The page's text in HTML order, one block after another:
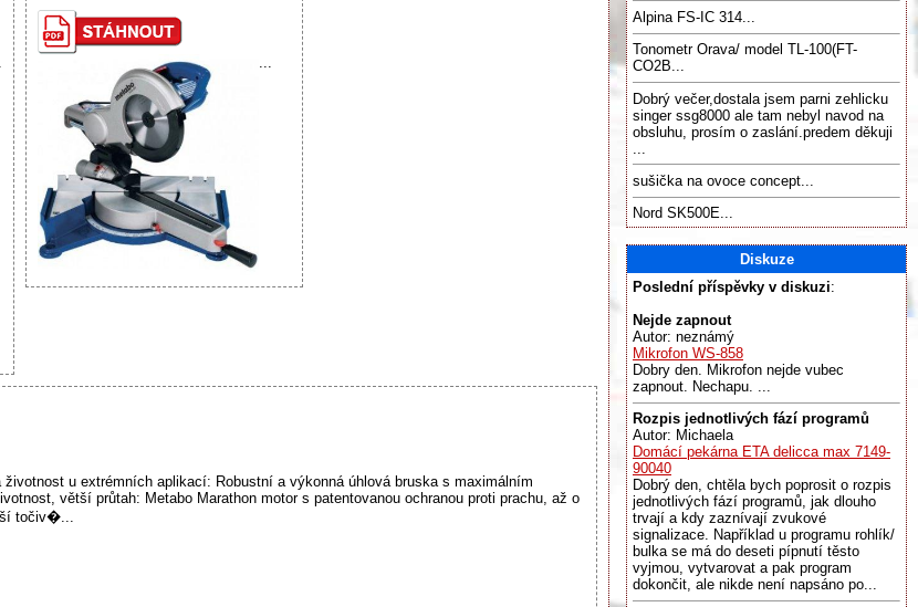
životnost u extrémních aplikací: Robustní a výkonná úhlová bruska s maximálním
větší průtah: Metabo Marathon motor s patentovanou ochranou proti prachu, až o
točiv�...
Alpina FS-IC 314...
Tonometr Orava/ model TL-100(FT-
CO2B...
Dobrý večer,dostala jsem parni zehlicku
singer ssg8000 ale tam nebyl navod na
obsluhu, prosím o zaslání.predem děkuji
sušička na ovoce concept...
Nord SK500E...
Diskuze
Poslední příspěvky v diskuzi:
Nejde zapnout
Autor: neznámý
Mikrofon WS-858
Dobry den. Mikrofon nejde vubec
zapnout. Nechapu. ...
Rozpis jednotlivých fází programů
Autor: Michaela
Domácí pekárna ETA delicca max 7149-
90040
Dobrý den, chtěla bych poprosit o rozpis
jednotlivých fází programů, jak dlouho
trvají a kdy zaznívají zvukové
signalizace. Například u programu rohlík/
bulka se má do deseti pípnutí těsto
vyjmou, vytvarovat a pak program
dokončit, ale nikde není napsáno po...